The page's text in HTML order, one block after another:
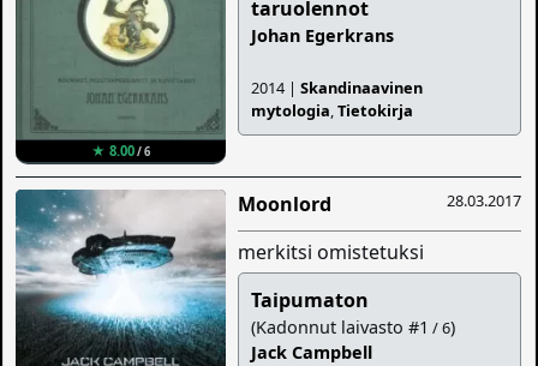
★ 8.00/ 6
taruolennot
Johan Egerkrans
2014 |Skandinaavinen
mytologia,Tietokirja
28.03.2017
Moonlord
merkitsi omistetuksi
Taipumaton
(Kadonnut laivasto #1 / 6)
Jack Campbell